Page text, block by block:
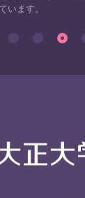
います。